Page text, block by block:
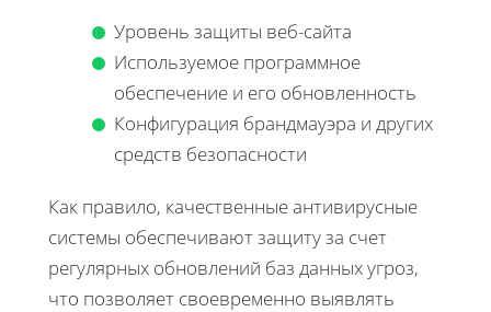
Уровень защиты веб-сайта
Используемое программное
обеспечение и его обновленность
Конфигурация брандмауэра и других
средств безопасности
Как правило, качественные антивирусные
системы обеспечивают защиту за счет
регулярных обновлений баз данных угроз,
что позволяет своевременно выявлять